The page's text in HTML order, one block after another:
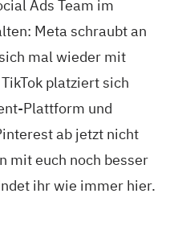
Ads Team im
Meta schraubt an
mal wieder mit
platziert sich
Plattform und
ab jetzt nicht
mit euch noch besser
ihr wie immer hier.